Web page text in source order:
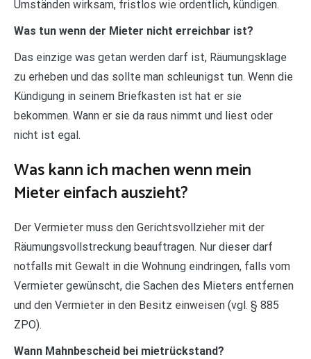
Umständen wirksam, fristlos wie ordentlich, kündigen.
Was tun wenn der Mieter nicht erreichbar ist?
Das einzige was getan werden darf ist, Räumungsklage
zu erheben und das sollte man schleunigst tun. Wenn die
Kündigung in seinem Briefkasten ist hat er sie
bekommen. Wann er sie da raus nimmt und liest oder
nicht ist egal.
Was kann ich machen wenn mein
Mieter einfach auszieht?
Der Vermieter muss den Gerichtsvollzieher mit der
Räumungsvollstreckung beauftragen. Nur dieser darf
notfalls mit Gewalt in die Wohnung eindringen, falls vom
Vermieter gewünscht, die Sachen des Mieters entfernen
und den Vermieter in den Besitz einweisen (vgl. § 885
ZPO).
Wann Mahnbescheid bei mietrückstand?